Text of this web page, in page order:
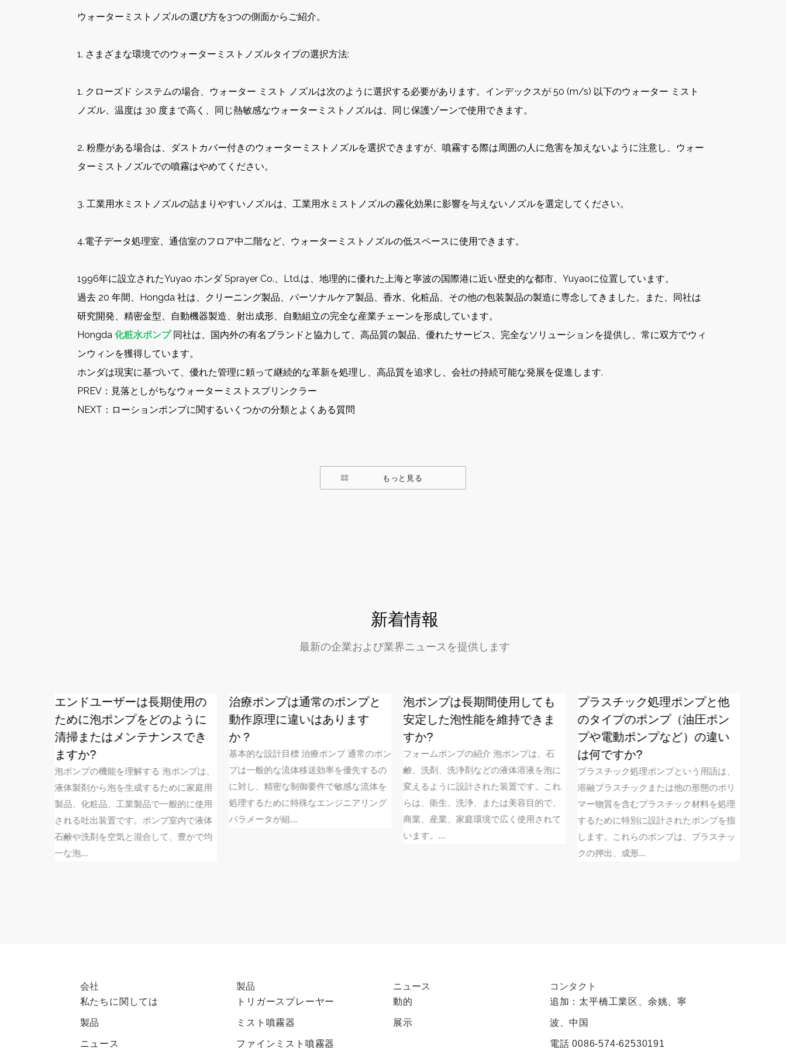
ウォーターミストノズルの選び方を3つの側面からご紹介。
1. さまざまな環境でのウォーターミストノズルタイプの選択方法:
1. クローズド システムの場合、ウォーター ミスト ノズルは次のように選択する必要があります。インデックスが 50 (m/s) 以下のウォーター ミスト
ノズル、温度は 30 度まで高く、同じ熱敏感なウォーターミストノズルは、同じ保護ゾーンで使用できます。
2. 粉塵がある場合は、ダストカバー付きのウォーターミストノズルを選択できますが、噴霧する際は周囲の人に危害を加えないように注意し、ウォー
ターミストノズルでの噴霧はやめてください。
3. 工業用水ミストノズルの詰まりやすいノズルは、工業用水ミストノズルの霧化効果に影響を与えないノズルを選定してください。
4.電子データ処理室、通信室のフロア中二階など、ウォーターミストノズルの低スペースに使用できます。
1996年に設立されたYuyao ホンダ Sprayer Co.、Ltd.は、地理的に優れた上海と寧波の国際港に近い歴史的な都市、Yuyaoに位置しています。
過去 20 年間、Hongda 社は、クリーニング製品、パーソナルケア製品、香水、化粧品、その他の包装製品の製造に専念してきました。また、同社は
研究開発、精密金型、自動機器製造、射出成形、自動組立の完全な産業チェーンを形成しています。
Hongda 化粧水ポンプ 同社は、国内外の有名ブランドと協力して、高品質の製品、優れたサービス、完全なソリューションを提供し、常に双方でウィ
ンウィンを獲得しています。
ホンダは現実に基づいて、優れた管理に頼って継続的な革新を処理し、高品質を追求し、会社の持続可能な発展を促進します.
PREV： 見落としがちなウォーターミストスプリンクラー
NEXT： ローションポンプに関するいくつかの分類とよくある質問
もっと見る
新着情報
最新の企業および業界ニュースを提供します
エンドユーザーは長期使用の
ために泡ポンプをどのように
清掃またはメンテナンスでき
ますか?
泡ポンプの機能を理解する 泡ポンプは、
液体製剤から泡を生成するために家庭用
製品、化粧品、工業製品で一般的に使用
される吐出装置です。ポンプ室内で液体
石鹸や洗剤を空気と混合して、豊かで均
一な泡...
治療ポンプは通常のポンプと
動作原理に違いはあります
か？
基本的な設計目標 治療ポンプ 通常のポン
プは一般的な流体移送効率を優先するの
に対し、精密な制御要件で敏感な流体を
処理するために特殊なエンジニアリング
パラメータが組...
泡ポンプは長期間使用しても
安定した泡性能を維持できま
すか?
フォームポンプの紹介 泡ポンプは、石
鹸、洗剤、洗浄剤などの液体溶液を泡に
変えるように設計された装置です。これ
らは、衛生、洗浄、または美容目的で、
商業、産業、家庭環境で広く使用されて
います。...
プラスチック処理ポンプと他
のタイプのポンプ（油圧ポン
プや電動ポンプなど）の違い
は何ですか?
プラスチック処理ポンプという用語は、
溶融プラスチックまたは他の形態のポリ
マー物質を含むプラスチック材料を処理
するために特別に設計されたポンプを指
します。これらのポンプは、プラスチッ
クの押出、成形...
会社
私たちに関しては
製品
ニュース
製品
トリガースプレーヤー
ミスト噴霧器
ファインミスト噴霧器
ニュース
動的
展示
コンタクト
追加：太平橋工業区、余姚、寧
波、中国
電話 0086-574-62530191